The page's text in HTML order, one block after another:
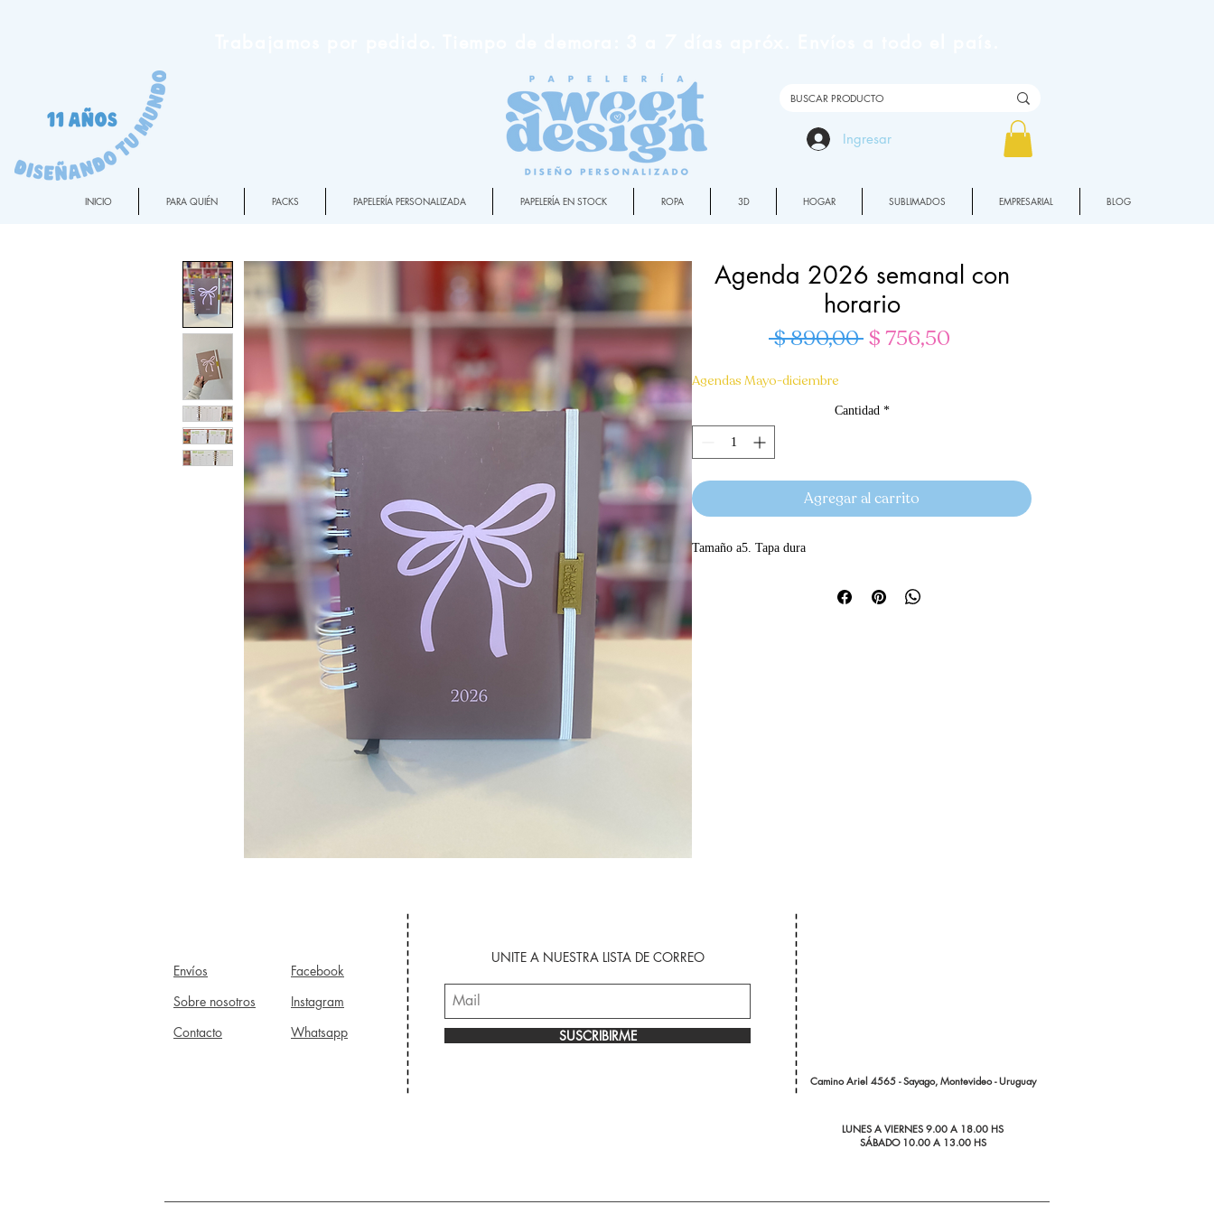
Ingresar
INICIO PARA QUIÉN PACKS PAPELERÍA PERSONALIZADA PAPELERÍA EN STOCK ROPA 3D HOGAR SUBLIMADOS EMPRESARIAL BLOG
Agenda 2026 semanal con
horario
$ 890,00 Precio
$ 756,50
Agendas Mayo-diciembre
Cantidad *
Agregar al carrito
Tamaño a5. Tapa dura
Envíos
Sobre nosotros
Contacto
Facebook
Instagram
Whatsapp
UNITE A NUESTRA LISTA DE CORREO
SUSCRIBIRME
Camino Ariel 4565 - Sayago, Montevideo - Uruguay
LUNES A VIERNES 9.00 A 18.00 HS
SÁBADO 10.00 A 13.00 HS